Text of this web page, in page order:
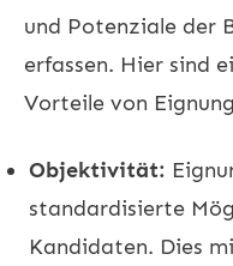
und Potenziale der
erfassen. Hier sind
Vorteile von
Objektivität:
standardisierte
Kandidaten. Dies